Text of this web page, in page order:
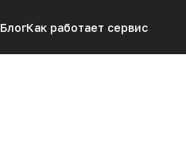
БлогКак работает сервис